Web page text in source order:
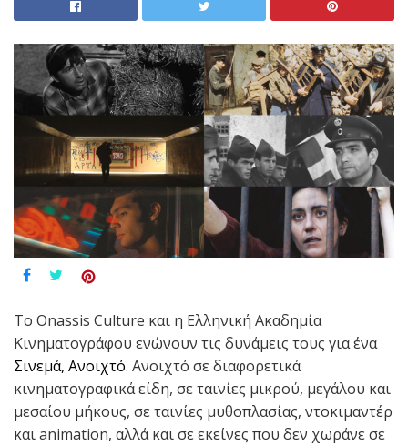
To Onassis Culture και η Ελληνική Ακαδημία
Κινηματογράφου ενώνουν τις δυνάμεις τους για ένα
Σινεμά, Ανοιχτό. Ανοιχτό σε διαφορετικά
κινηματογραφικά είδη, σε ταινίες μικρού, μεγάλου και
μεσαίου μήκους, σε ταινίες μυθοπλασίας, ντοκιμαντέρ
και animation, αλλά και σε εκείνες που δεν χωράνε σε